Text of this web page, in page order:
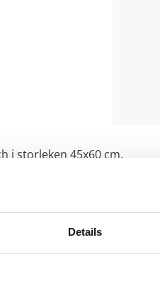
Details
i storleken 45x60 cm.
den lätt spräckliga,
% återvunnen polyester).
hög värme.